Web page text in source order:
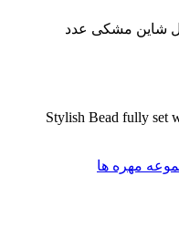
شاین مشکی عدد
Stylish Bead fully set
مهره ها